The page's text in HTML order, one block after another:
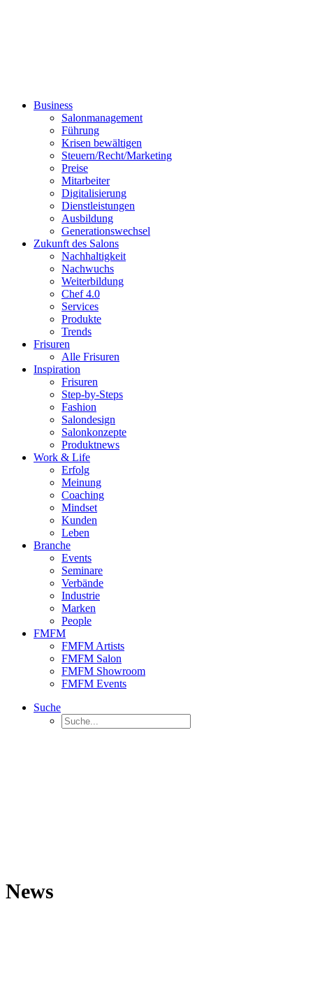
Business
Salonmanagement
Führung
Krisen bewältigen
Steuern/Recht/Marketing
Preise
Mitarbeiter
Digitalisierung
Dienstleistungen
Ausbildung
Generationswechsel
Zukunft des Salons
Nachhaltigkeit
Nachwuchs
Weiterbildung
Chef 4.0
Services
Produkte
Trends
Frisuren
Alle Frisuren
Inspiration
Frisuren
Step-by-Steps
Fashion
Salondesign
Salonkonzepte
Produktnews
Work & Life
Erfolg
Meinung
Coaching
Mindset
Kunden
Leben
Branche
Events
Seminare
Verbände
Industrie
Marken
People
FMFM
FMFM Artists
FMFM Salon
FMFM Showroom
FMFM Events
Suche
News